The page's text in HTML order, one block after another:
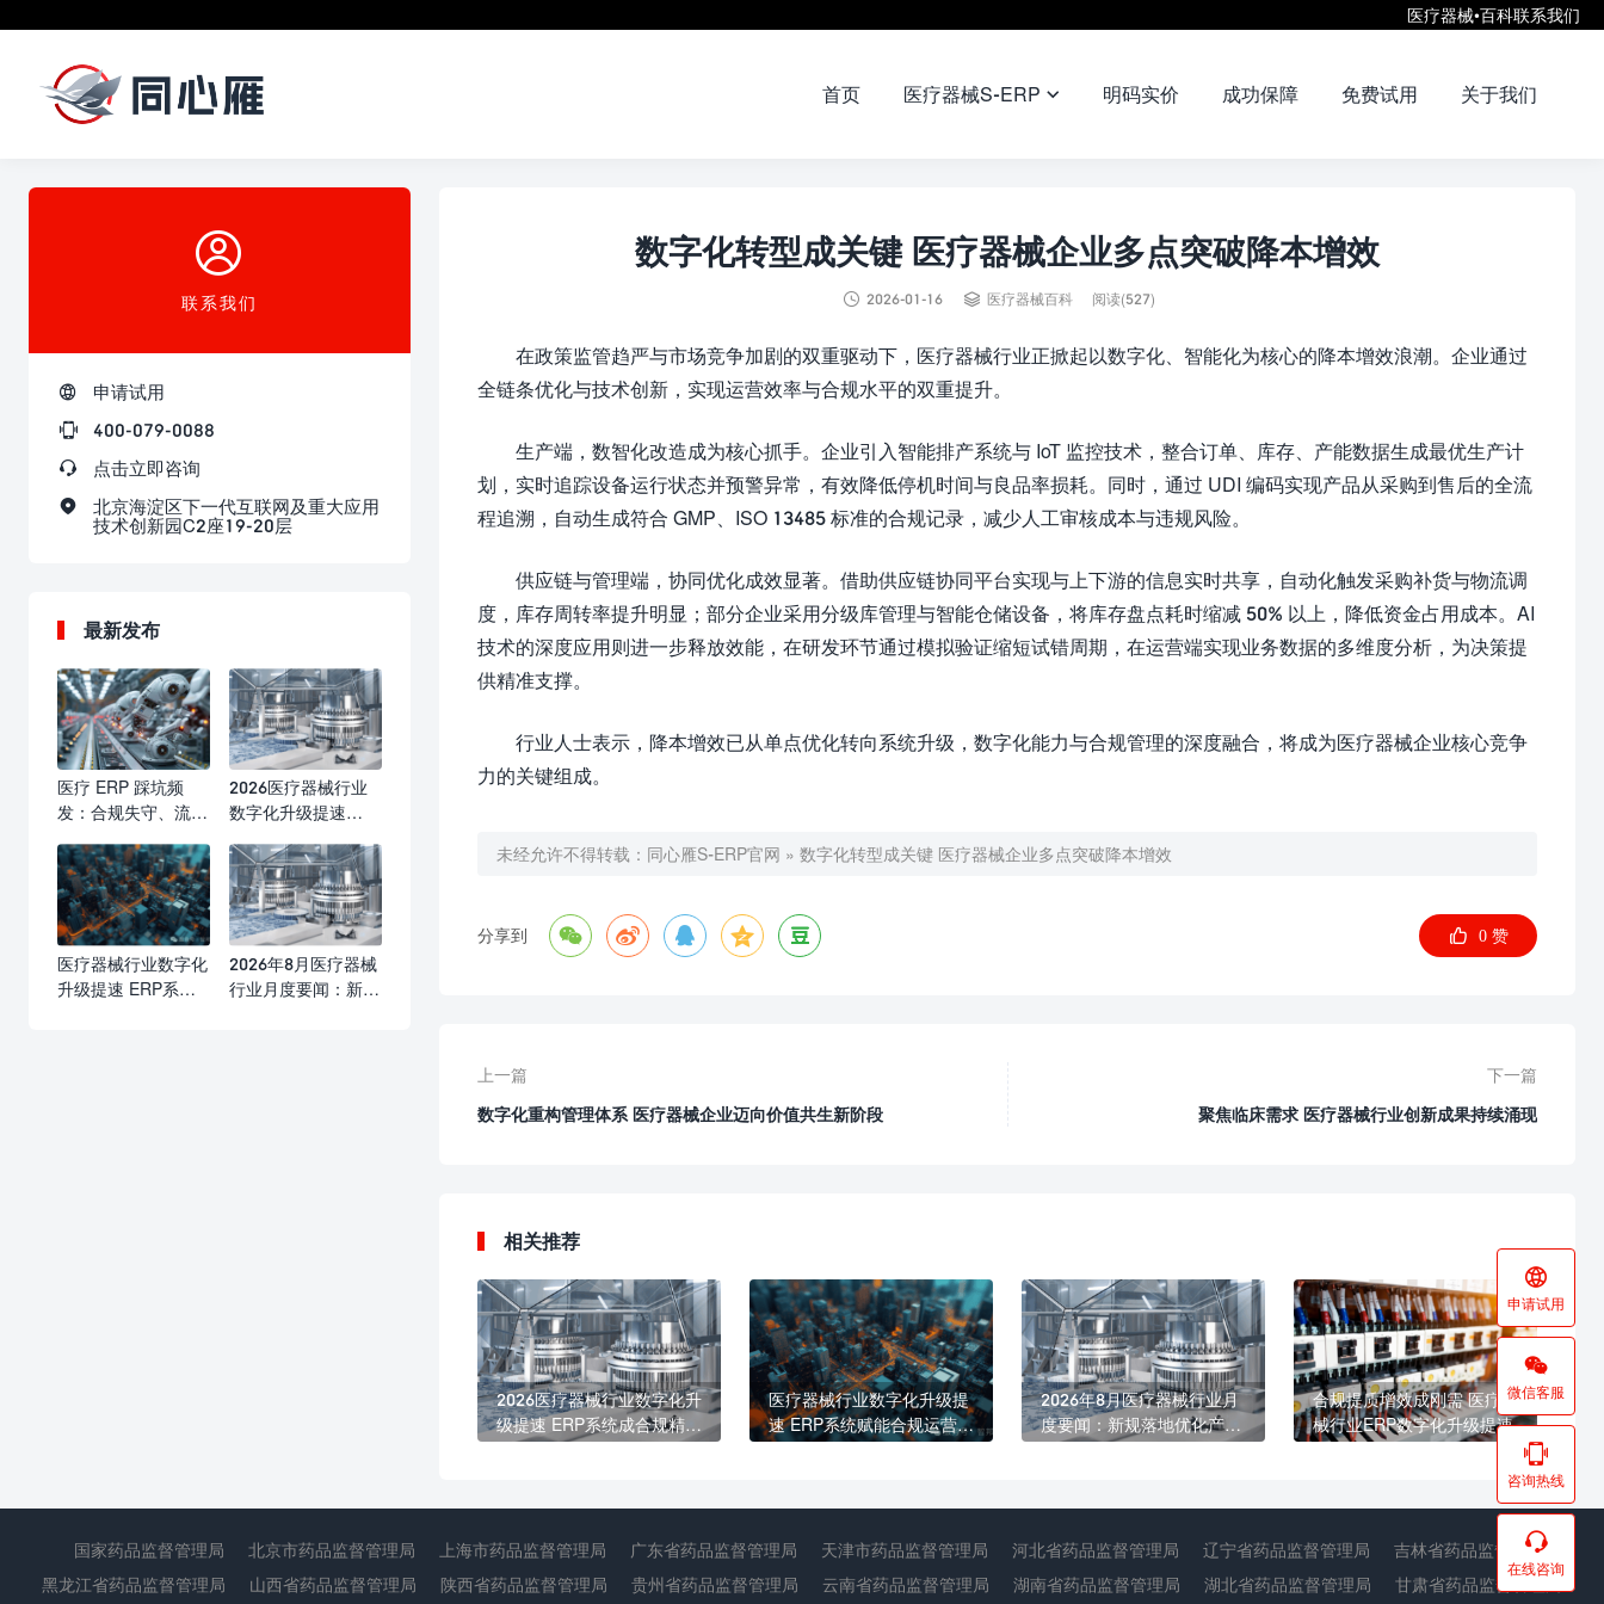
医疗器械•百科联系我们
首页 医疗器械S-ERP  明码实价 成功保障 免费试用 关于我们
数字化转型成关键 医疗器械企业多点突破降本增效
 2026-01-16  医疗器械百科 阅读(527)
在政策监管趋严与市场竞争加剧的双重驱动下，医疗器械行业正掀起以数字化、智能化为核心的降本增效浪潮。企业通过
全链条优化与技术创新，实现运营效率与合规水平的双重提升。​
生产端，数智化改造成为核心抓手。企业引入智能排产系统与 IoT 监控技术，整合订单、库存、产能数据生成最优生产计
划，实时追踪设备运行状态并预警异常，有效降低停机时间与良品率损耗。同时，通过 UDI 编码实现产品从采购到售后的全流
程追溯，自动生成符合 GMP、ISO 13485 标准的合规记录，减少人工审核成本与违规风险。​
供应链与管理端，协同优化成效显著。借助供应链协同平台实现与上下游的信息实时共享，自动化触发采购补货与物流调
度，库存周转率提升明显；部分企业采用分级库管理与智能仓储设备，将库存盘点耗时缩减 50% 以上，降低资金占用成本。AI
技术的深度应用则进一步释放效能，在研发环节通过模拟验证缩短试错周期，在运营端实现业务数据的多维度分析，为决策提
供精准支撑。​
行业人士表示，降本增效已从单点优化转向系统升级，数字化能力与合规管理的深度融合，将成为医疗器械企业核心竞争
力的关键组成。
未经允许不得转载： 同心雁S-ERP官网 » 数字化转型成关键 医疗器械企业多点突破降本增效
分享到       0 赞
上一篇
数字化重构管理体系 医疗器械企业迈向价值共生新阶段
下一篇
聚焦临床需求 医疗器械行业创新成果持续涌现
相关推荐
2026医疗器械行业数字化升
级提速 ERP系统成合规精益
医疗器械行业数字化升级提
速 ERP系统赋能合规运营与
2026年8月医疗器械行业月
度要闻：新规落地优化产业
合规提质增效成刚需 医疗器
械行业ERP数字化升级提速

联系我们

申请试用

400-079-0088

点击立即咨询

北京海淀区下一代互联网及重大应用
技术创新园C2座19-20层
最新发布
医疗 ERP 踩坑频
发：合规失守、流程
业亟需标准化选型与
实施防线
2026医疗器械行业
数字化升级提速
管理核心标配
医疗器械行业数字化
升级提速 ERP系统
2026年8月医疗器械
行业月度要闻：新规

申请试用

微信客服

咨询热线

在线咨询
国家药品监督管理局 北京市药品监督管理局 上海市药品监督管理局 广东省药品监督管理局 天津市药品监督管理局 河北省药品监督管理局 辽宁省药品监督管理局
吉林省药品监督管理局
黑龙江省药品监督管理局
山西省药品监督管理局 陕西省药品监督管理局 贵州省药品监督管理局 云南省药品监督管理局 湖南省药品监督管理局 湖北省药品监督管理局 甘肃省药品监督管理局